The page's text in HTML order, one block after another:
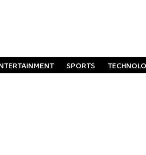
SPORTS